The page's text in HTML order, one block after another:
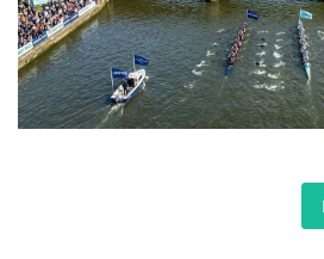
Londra
İngiltere
İş & Ekonomi